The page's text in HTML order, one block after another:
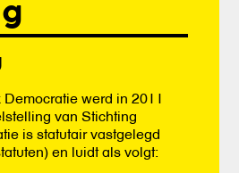
werd in 2011
van Stichting
is statutair vastgelegd
en luidt als volgt: